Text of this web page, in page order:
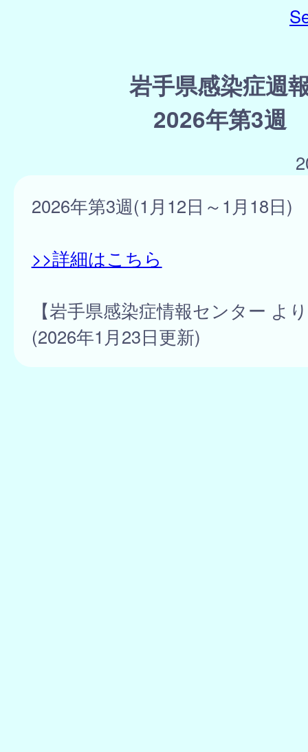
岩手県感染症週
2026年第3週
2026年第3週(1月12日～1月18日)
>>詳細はこちら
【岩手県感染症情報センター よ
(2026年1月23日更新)